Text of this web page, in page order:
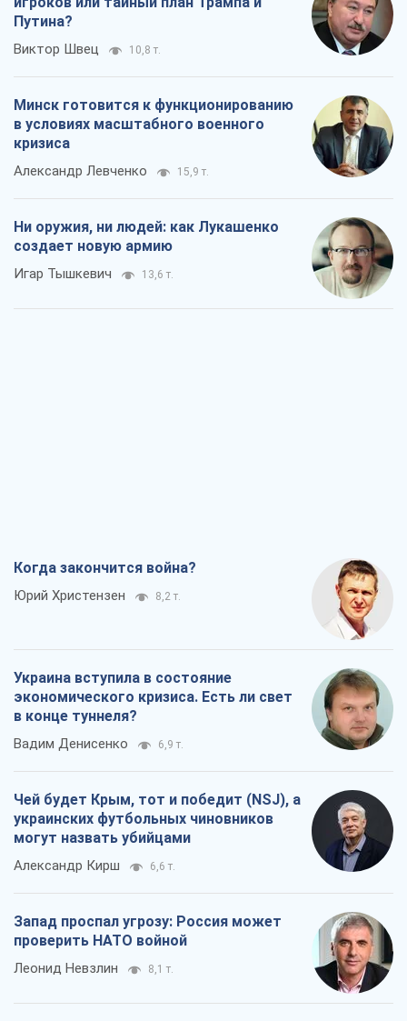
Путина?
Виктор Швец 10,8 т.
Минск готовится к функционированию
в условиях масштабного военного
кризиса
Александр Левченко 15,9 т.
Ни оружия, ни людей: как Лукашенко
создает новую армию
Игар Тышкевич 13,6 т.
Когда закончится война?
Юрий Христензен 8,2 т.
Украина вступила в состояние
экономического кризиса. Есть ли свет
в конце туннеля?
Вадим Денисенко 6,9 т.
Чей будет Крым, тот и победит (NSJ), а
украинских футбольных чиновников
могут назвать убийцами
Александр Кирш 6,6 т.
Запад проспал угрозу: Россия может
проверить НАТО войной
Леонид Невзлин 8,1 т.